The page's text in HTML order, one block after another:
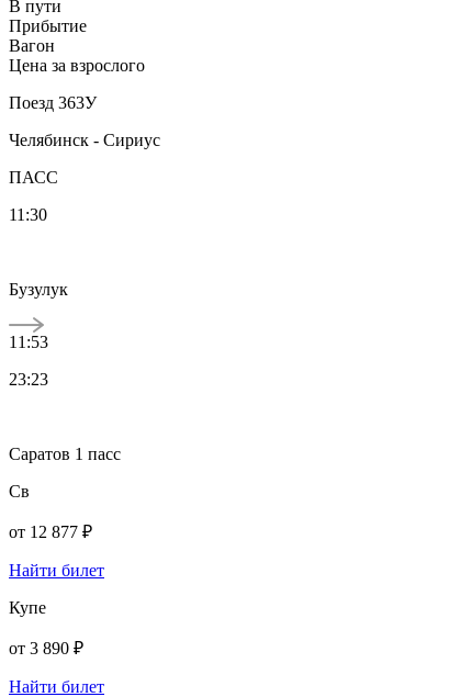
В пути
Прибытие
Вагон
Цена за взрослого
Поезд 363У
Челябинск - Сириус
ПАСС
11:30
Бузулук
11:53
23:23
Саратов 1 пасс
Св
от 12 877 ₽
Найти билет
Купе
от 3 890 ₽
Найти билет